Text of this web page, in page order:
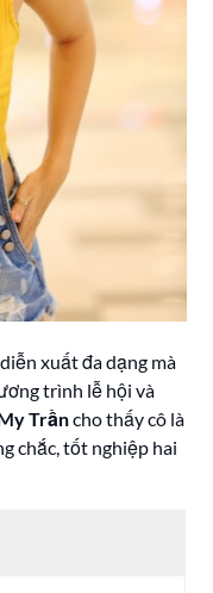
xuất đa dạng mà
trình lễ hội và
Trầncho thấy cô là
chắc, tốt nghiệp hai